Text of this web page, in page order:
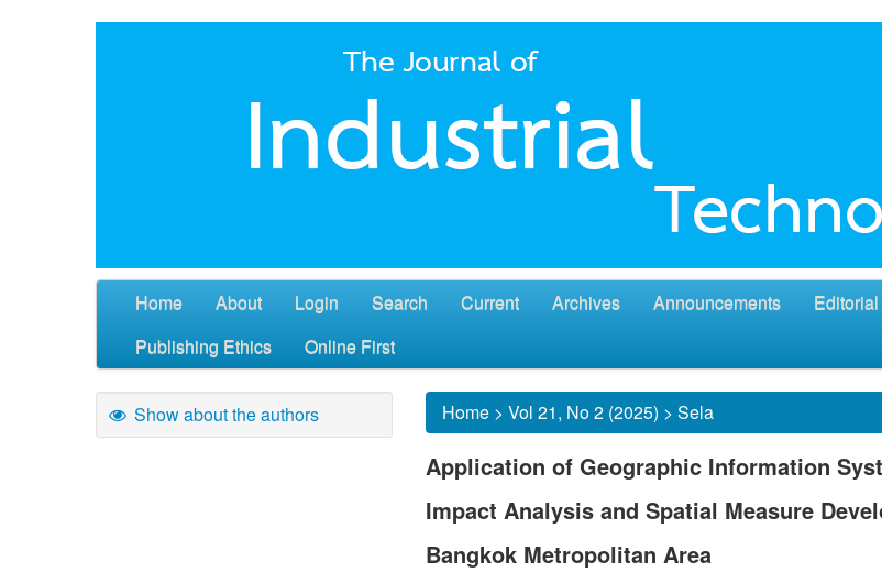
Home About Login Search Current Archives Announcements
Publishing Ethics
Online First
Show about the authors Home > Vol 21, No 2 (2025) > Sela
Application of Geographic Information
Impact Analysis and Spatial Measure
Bangkok Metropolitan Area